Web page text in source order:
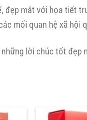
đẹp mắt với họa tiết
mối quan hệ xã hội
lời chúc tốt đẹp